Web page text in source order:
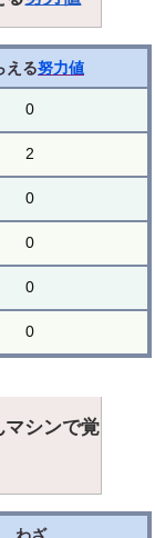
える努力値
0
2
0
0
0
0
マシンで覚